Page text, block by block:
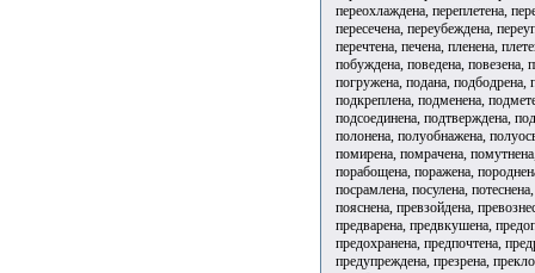
переохлаждена, переплетена,
пересечена, переубеждена,
перечтена, печена, пленена,
побуждена, поведена, повезена,
погружена, подана, подбодрена,
подкреплена, подменена,
подсоединена, подтверждена,
полонена, полуобнажена,
помирена, помрачена,
порабощена, поражена,
посрамлена, посулена,
пояснена, превзойдена,
предварена, предвкушена,
предохранена, предпочтена,
предупреждена, презрена,